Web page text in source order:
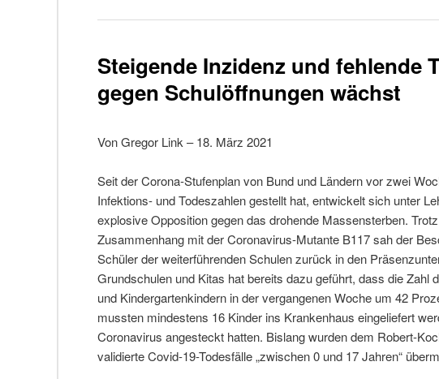
Steigende Inzidenz und fehlende
gegen Schulöffnungen wächst
Von Gregor Link – 18. März 2021
Seit der Corona-Stufenplan von Bund und Ländern vor zwei
Infektions- und Todeszahlen gestellt hat, entwickelt sich unter
explosive Opposition gegen das drohende Massensterben.
Zusammenhang mit der Coronavirus-Mutante B117 sah der
Schüler der weiterführenden Schulen zurück in den
Grundschulen und Kitas hat bereits dazu geführt, dass die
und Kindergartenkindern in der vergangenen Woche um 42
mussten mindestens 16 Kinder ins Krankenhaus eingeliefert
Coronavirus angesteckt hatten. Bislang wurden dem Robert-
validierte Covid-19-Todesfälle „zwischen 0 und 17 Jahren“